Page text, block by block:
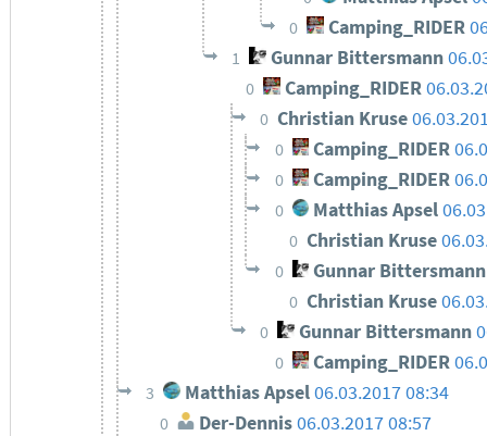
0 Camping_RIDER
1 Gunnar Bittersmann
0 Camping_RIDER
0 Christian Kruse
0 Camping_RIDER
0 Camping_RIDER
0 Matthias Apsel
0 Christian Kruse
0 Gunnar Bittersmann
0 Christian Kruse
0 Gunnar Bittersmann
0 Camping_RIDER
3 Matthias Apsel 06.03.2017 08:34
0 Der-Dennis06.03.2017 08:57